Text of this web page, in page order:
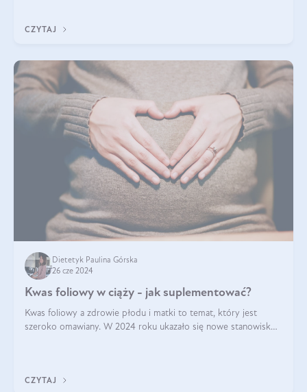
CZYTAJ
Dietetyk Paulina Górska
26 cze 2024
Kwas foliowy w ciąży - jak suplementować?
Kwas foliowy a zdrowie płodu i matki to temat, który jest
szeroko omawiany. W 2024 roku ukazało się nowe stanowisko
CZYTAJ